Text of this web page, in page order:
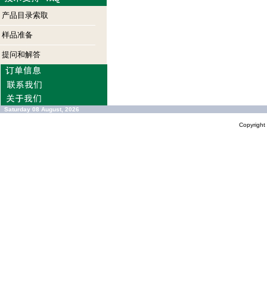
产品目录索取
样品准备
提问和解答
Saturday 08 August, 2026